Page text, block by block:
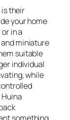
their
your home
in a
miniature
suitable
individual
while